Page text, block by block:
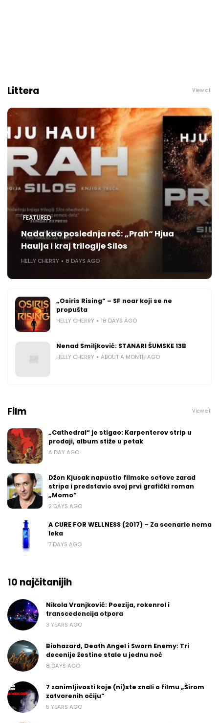
Littera View all
FEATURED
Nada kao poslednja reč: „Prah“ Hjua
Hauija i kraj trilogije Silos
HELLY CHERRY 8 DAYS AGO
„Osiris Rising“ – SF noar koji se ne
propušta
HELLY CHERRY 18 DAYS AGO
Nenad Smiljković: STANARI ŠUMSKE 13B
HELLY CHERRY ABOUT A MONTH AGO
Film View all
„Cathedral“ je stigao: Karpenterov strip u
prodaji, album stiže u petak
A DAY AGO
Džon Kjusak napustio filmske setove zarad
stripa i predstavio svoj prvi grafički roman
„Momo“
2 DAYS AGO
A CURE FOR WELLNESS (2017) – Za scenario nema
leka
7 DAYS AGO
10 najčitanijih
Nikola Vranjković: Poezija, rokenrol i
transcedencija otpora
3 YEARS AGO
Biohazard, Death Angel i Sworn Enemy: Tri
decenije žestine stale u jednu noć
8 DAYS AGO
7 zanimljivosti koje (ni)ste znali o filmu „Širom
zatvorenih očiju“
5 YEARS AGO